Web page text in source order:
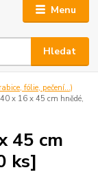
Menu
Hledat
fólie, pečení...)
x 16 x 45 cm hnědé,
45 cm
ks]